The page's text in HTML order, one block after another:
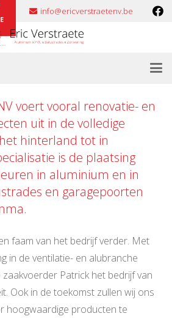
info@ericverstraetenv.be
voert vooral renovatie- en
uit in de volledige
hinterland tot in
is de plaatsing
in aluminium en in
en garagepoorten
faam van het bedrijf verder. Met
in de ventilatie- en alubranche
Patrick het bedrijf van
Ook in de toekomst zullen wij ons
hoogwaardige producten te